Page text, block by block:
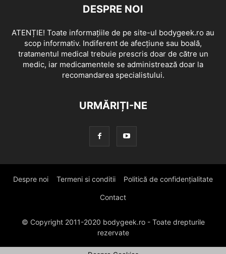
DESPRE NOI
ATENȚIE! Toate informațiile de pe site-ul bodygeek.ro au
scop informativ. Indiferent de afecțiune sau boală,
tratamentul medical trebuie prescris doar de către un
medic, iar medicamentele se administrează doar la
recomandarea specialistului.
URMĂRIȚI-NE
Despre noi Termeni si conditii Politică de confidențialitate
Contact
© Copyright 2011-2020 bodygeek.ro - Toate drepturile
rezervate